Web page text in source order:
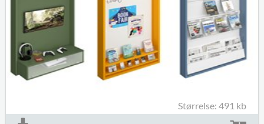
Størrelse: 491 kb